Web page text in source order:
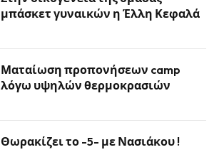
μπάσκετ γυναικών η Έλλη Κεφαλά
Ματαίωση προπονήσεων camp
λόγω υψηλών θερμοκρασιών
Θωρακίζει το -5- με Νασιάκου !